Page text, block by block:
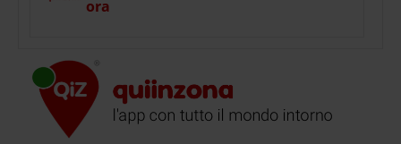
ora